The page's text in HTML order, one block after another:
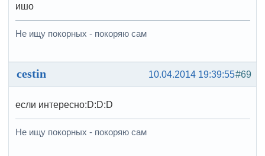
ишо
Не ищу покорных - покоряю сам
#69
10.04.2014 19:39:55
cestin
если интересно:D:D:D
Не ищу покорных - покоряю сам